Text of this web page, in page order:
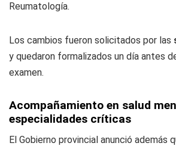
Reumatología.
Los cambios fueron solicitados por las
y quedaron formalizados un día antes
examen.
Acompañamiento en salud
especialidades críticas
El Gobierno provincial anunció además